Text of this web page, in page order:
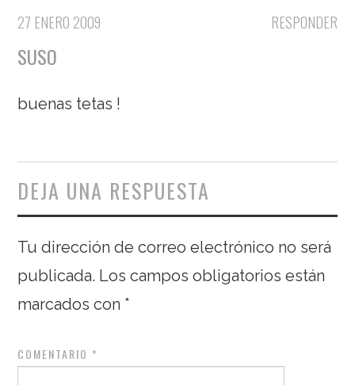
RESPONDER
27 ENERO 2009
SUSO
buenas tetas !
DEJA UNA RESPUESTA
Tu dirección de correo electrónico no será
publicada. Los campos obligatorios están
marcados con *
COMENTARIO *